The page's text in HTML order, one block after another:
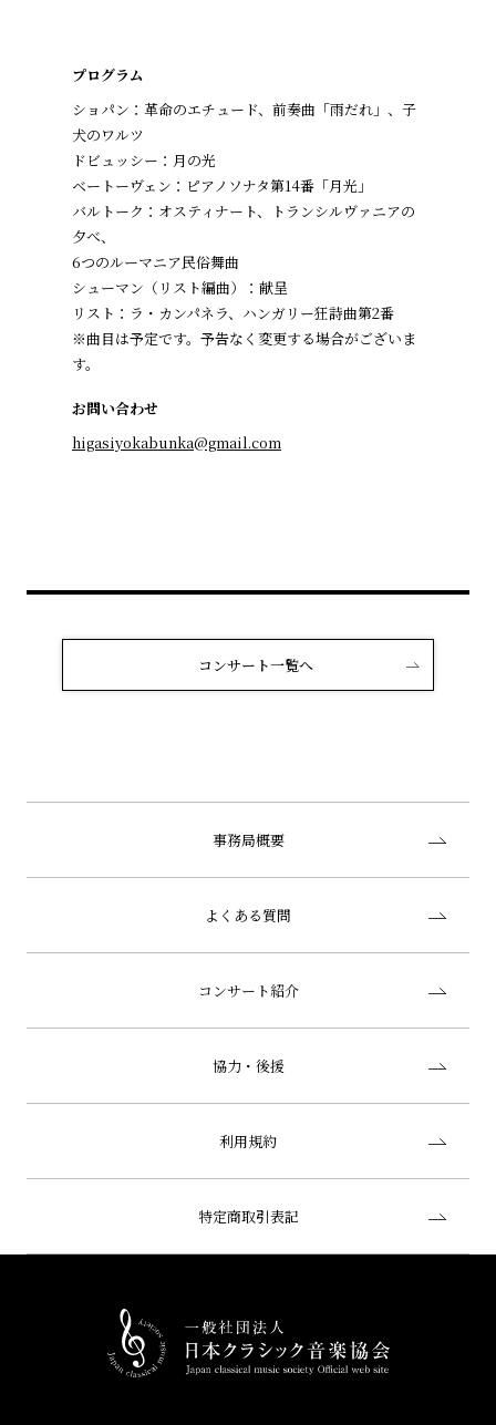
プログラム
ショパン：革命のエチュード、前奏曲「雨だれ」、子
犬のワルツ
ドビュッシー：月の光
ベートーヴェン：ピアノソナタ第14番「月光」
バルトーク：オスティナート、トランシルヴァニアの
夕べ、
6つのルーマニア民俗舞曲
シューマン（リスト編曲）：献呈
リスト：ラ・カンパネラ、ハンガリー狂詩曲第2番
※曲目は予定です。予告なく変更する場合がございま
す。
お問い合わせ
higasiyokabunka@gmail.com
コンサート一覧へ
事務局概要
よくある質問
コンサート紹介
協力・後援
利用規約
特定商取引表記